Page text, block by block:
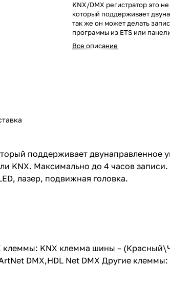
KNX/DMX регистратор это
который поддерживает
так же он может делать
программы из ETS или
записи. Используется для
встроенным DMX
Все описание
поддерживает двунаправленное
KNX. Максимально до 4 часов
лазер, подвижная головка.
клеммы: KNX клемма шины –
DMX,HDL Net DMX Другие